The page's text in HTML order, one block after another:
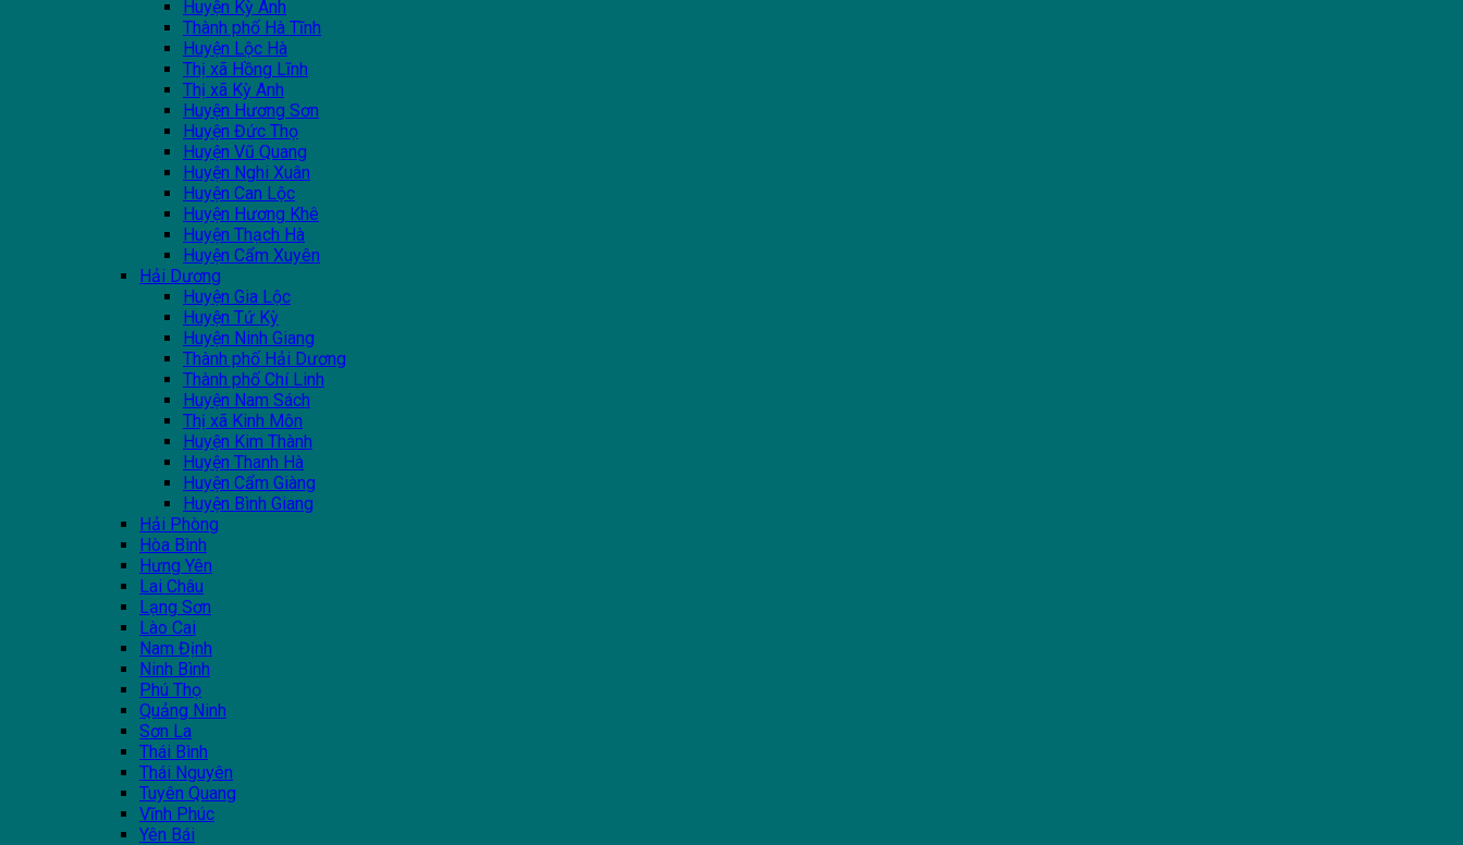
Huyện Kỳ Anh
Thành phố Hà Tĩnh
Huyện Lộc Hà
Thị xã Hồng Lĩnh
Thị xã Kỳ Anh
Huyện Hương Sơn
Huyện Đức Thọ
Huyện Vũ Quang
Huyện Nghi Xuân
Huyện Can Lộc
Huyện Hương Khê
Huyện Thạch Hà
Huyện Cẩm Xuyên
Hải Dương
Huyện Gia Lộc
Huyện Tứ Kỳ
Huyện Ninh Giang
Thành phố Hải Dương
Thành phố Chí Linh
Huyện Nam Sách
Thị xã Kinh Môn
Huyện Kim Thành
Huyện Thanh Hà
Huyện Cẩm Giàng
Huyện Bình Giang
Hải Phòng
Hòa Bình
Hưng Yên
Lai Châu
Lạng Sơn
Lào Cai
Nam Định
Ninh Bình
Phú Thọ
Quảng Ninh
Sơn La
Thái Bình
Thái Nguyên
Tuyên Quang
Vĩnh Phúc
Yên Bái